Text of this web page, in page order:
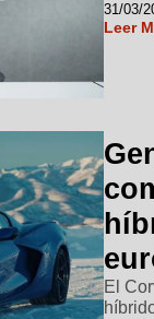
31/03/
Leer
El